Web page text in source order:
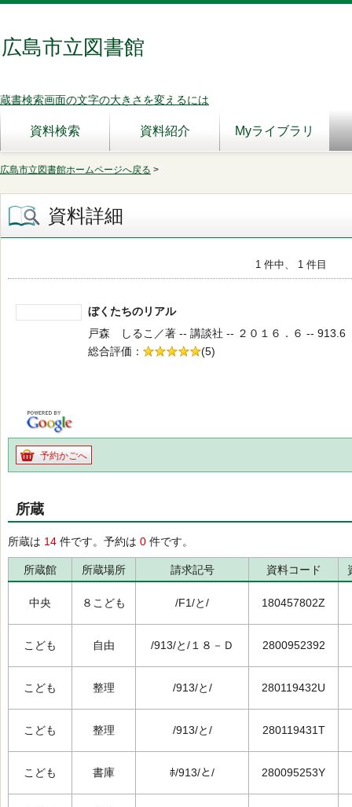
広島市立図書館
蔵書検索画面の文字の大きさを変えるには
資料検索 資料紹介 Myライブラリ
広島市立図書館ホームページへ戻る >
資料詳細
1 件中、 1 件目
ぼくたちのリアル
戸森 しるこ／著 -- 講談社 -- ２０１６．６ -- 913.6
総合評価
5段階評価
(5)
予約かごへ
所蔵
所蔵は 14 件です。予約は 0 件です。
所蔵館 所蔵場所 請求記号 資料コード
中央 ８こども /F1/と/ 180457802Z
こども 自由 /913/と/１８－Ｄ 2800952392
こども 整理 /913/と/ 280119432U
こども 整理 /913/と/ 280119431T
こども 書庫 ﾎ/913/と/ 280095253Y